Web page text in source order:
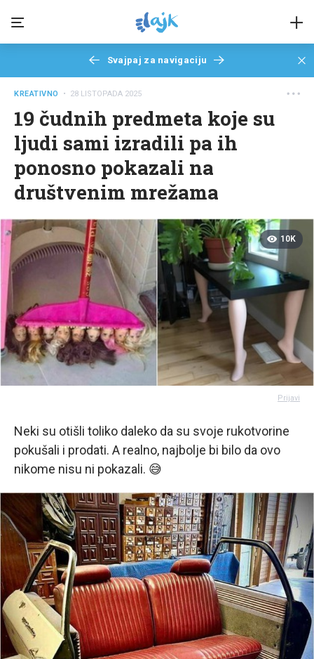
Svajpaj za navigaciju
KREATIVNO • 28 LISTOPADA 2025
19 čudnih predmeta koje su
ljudi sami izradili pa ih
ponosno pokazali na
društvenim mrežama
10K
Prijavi
Neki su otišli toliko daleko da su svoje rukotvorine
pokušali i prodati. A realno, najbolje bi bilo da ovo
nikome nisu ni pokazali. 😅